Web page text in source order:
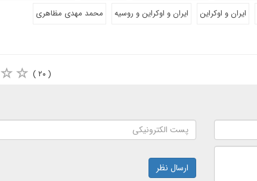
ایران و اوکراین ایران و اوکراین و روسیه محمد مهدی مظاهری
( ۲۰ )
ارسال نظر